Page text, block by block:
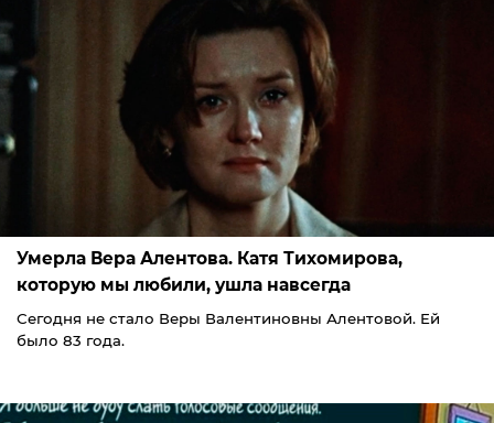
Умерла Вера Алентова. Катя Тихомирова,
которую мы любили, ушла навсегда
Сегодня не стало Веры Валентиновны Алентовой. Ей
было 83 года.